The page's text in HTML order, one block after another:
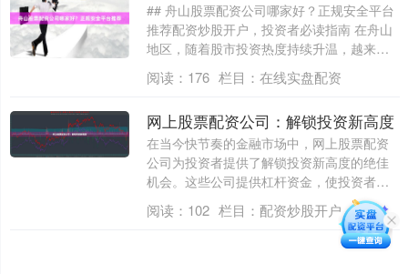
## 舟山股票配资公司哪家好？正规安全平台
推荐配资炒股开户，投资者必读指南 在舟山
地区，随着股市投资热度持续升温，越来
越....
阅读： 176 栏目： 在线实盘配资
网上股票配资公司：解锁投资新高度
在当今快节奏的金融市场中，网上股票配资
公司为投资者提供了解锁投资新高度的绝佳
机会。这些公司提供杠杆资金，使投资者能
够放大....
阅读： 102 栏目： 配资炒股开户